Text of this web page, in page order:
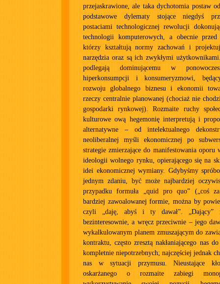
przejaskrawione, ale taka dychotomia postaw
podstawowe dylematy stojące niegdyś
postaciami technologicznej rewolucji
technologii komputerowych, a obecnie
którzy kształtują normy zachowań i
narzędzia oraz są ich zwykłymi
podlegają dominującemu w
hiperkonsumpcji i konsumeryzmowi,
rozwoju globalnego biznesu i ekonomii
rzeczy centralnie planowanej (chociaż nie
gospodarki rynkowej). Rozmaite ruchy
kulturowe ową hegemonię interpretują i
alternatywne – od intelektualnego
neoliberalnej myśli ekonomicznej po
strategie zmierzające do manifestowania oporu
ideologii wolnego rynku, opierającego się na
idei ekonomicznej wymiany. Gdybyśmy
jednym zdaniu, być może najbardziej
przypadku formuła „quid pro quo” („coś
bardziej zawoalowanej formie, można by
czyli „daję, abyś i ty dawał”. „Dający”
bezinteresownie, a wręcz przeciwnie – jego
wykalkulowanym planem zmuszającym do
kontraktu, często zresztą nakłaniającego nas
kompletnie niepotrzebnych; najczęściej jednak
nas w sytuacji przymusu. Nieustające
oskarżanego o rozmaite zabiegi